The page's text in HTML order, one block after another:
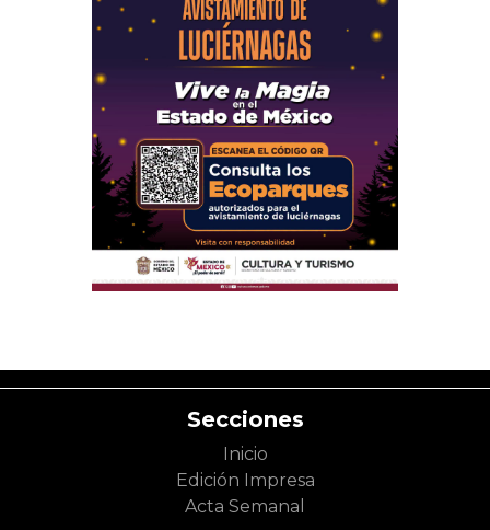
Secciones
Inicio
Edición Impresa
Acta Semanal